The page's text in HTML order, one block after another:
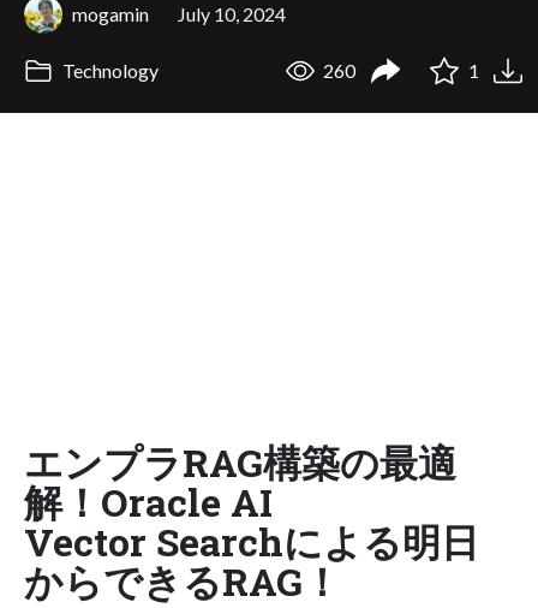
mogamin July 10, 2024
Technology 260 1
エンプラRAG構築の最適
解！Oracle AI
Vector Searchによる明日
からできるRAG！